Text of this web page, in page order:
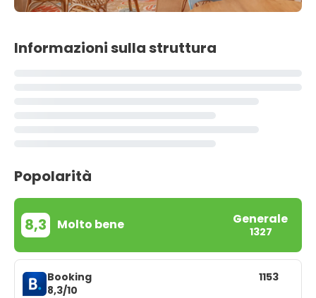
Informazioni sulla struttura
Popolarità
8,3 Molto bene Generale
1327
Booking
8,3/10
1153